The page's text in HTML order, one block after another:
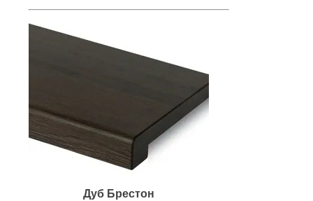
Дуб Брестон